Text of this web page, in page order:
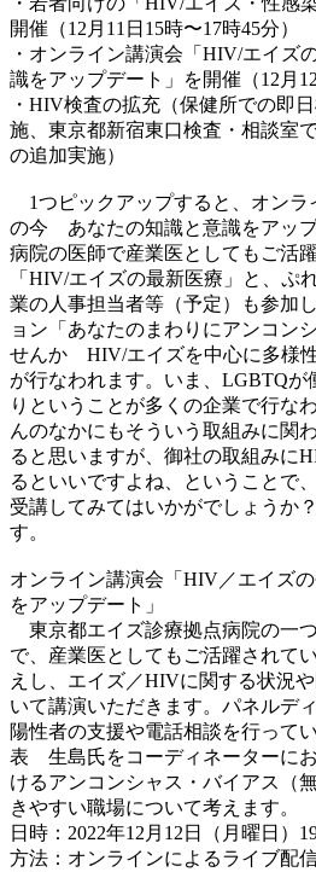
開催（12月11日15時〜17時45分）
・オンライン講演会「HIV/エイ
識をアップデート」を開催（12月12
・HIV検査の拡充（保健所での即
施、東京都新宿東口検査・相談室
の追加実施）
1つピックアップすると、オンラ
の今 あなたの知識と意識をアッ
病院の医師で産業医としてもご活
「HIV/エイズの最新医療」と、ぷ
業の人事担当者等（予定）も参加
ョン「あなたのまわりにアンコン
せんか HIV/エイズを中心に多様性
が行なわれます。いま、LGBTQが
りということが多くの企業で行な
んのなかにもそういう取組みに関
ると思いますが、御社の取組みに
るといいですよね、ということで
受講してみてはいかがでしょうか
す。
オンライン講演会「HIV／エイズ
をアップデート」
東京都エイズ診療拠点病院の一
で、産業医としてもご活躍されて
えし、エイズ／HIVに関する状況
いて講演いただきます。パネルデ
陽性者の支援や電話相談を行っ
表 生島氏をコーディネーターに
けるアンコンシャス・バイアス（
きやすい職場について考えます。
日時：2022年12月12日（月曜日）
方法：オンラインによるライブ配